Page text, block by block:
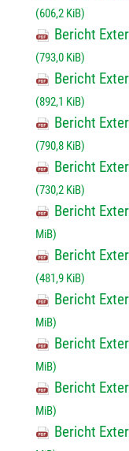
(606,2 KiB)
Bericht
(793,0 KiB)
Bericht
(892,1 KiB)
Bericht
(790,8 KiB)
Bericht
(730,2 KiB)
Bericht
MiB)
Bericht
(481,9 KiB)
Bericht
MiB)
Bericht
MiB)
Bericht
MiB)
Bericht